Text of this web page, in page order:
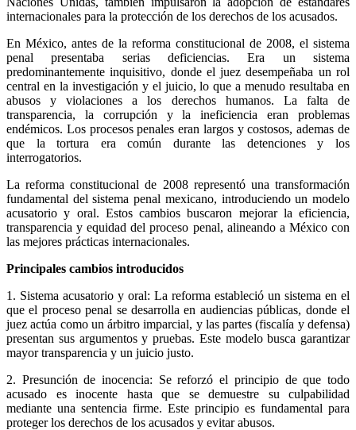
Telegram
internacionales para la protección de los derechos de los acusados.
En México, antes de la reforma constitucional de 2008, el sistema
penal presentaba serias deficiencias. Era un sistema
predominantemente inquisitivo, donde el juez desempeñaba un rol
central en la investigación y el juicio, lo que a menudo resultaba en
abusos y violaciones a los derechos humanos. La falta de
transparencia, la corrupción y la ineficiencia eran problemas
endémicos. Los procesos penales eran largos y costosos, ademas de
que la tortura era común durante las detenciones y los
interrogatorios.
La reforma constitucional de 2008 representó una transformación
fundamental del sistema penal mexicano, introduciendo un modelo
acusatorio y oral. Estos cambios buscaron mejorar la eficiencia,
transparencia y equidad del proceso penal, alineando a México con
las mejores prácticas internacionales.
Principales cambios introducidos
1. Sistema acusatorio y oral: La reforma estableció un sistema en el
que el proceso penal se desarrolla en audiencias públicas, donde el
juez actúa como un árbitro imparcial, y las partes (fiscalía y defensa)
presentan sus argumentos y pruebas. Este modelo busca garantizar
mayor transparencia y un juicio justo.
2. Presunción de inocencia: Se reforzó el principio de que todo
acusado es inocente hasta que se demuestre su culpabilidad
mediante una sentencia firme. Este principio es fundamental para
proteger los derechos de los acusados y evitar abusos.